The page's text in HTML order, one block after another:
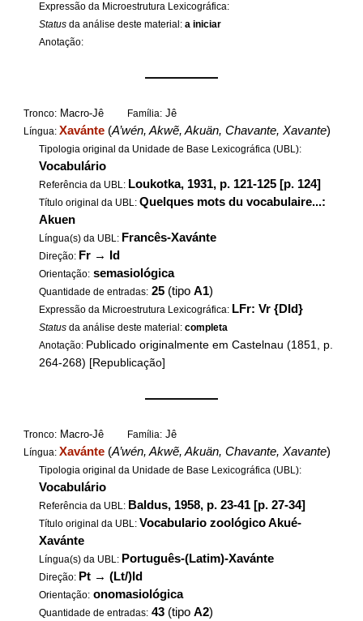
Expressão da Microestrutura Lexicográfica:
Status da análise deste material:a iniciar
Anotação:
——————
Tronco: Macro-Jê Família: Jê
Língua:Xavánte (A’wén, Akwẽ, Akuän, Chavante, Xavante)
Tipologia original da Unidade de Base Lexicográfica (UBL):
Vocabulário
Referência da UBL: Loukotka, 1931, p. 121-125 [p. 124]
Título original da UBL:Quelques mots du vocabulaire...:
Akuen
Língua(s) da UBL: Francês-Xavánte
Direção: Fr → Id
Orientação: semasiológica
Quantidade de entradas: 25 (tipoA1)
Expressão da Microestrutura Lexicográfica: LFr: Vr {DId}
Status da análise deste material:completa
Anotação: Publicado originalmente em Castelnau (1851, p.
264-268) [Republicação]
——————
Tronco: Macro-Jê Família: Jê
Língua:Xavánte (A’wén, Akwẽ, Akuän, Chavante, Xavante)
Tipologia original da Unidade de Base Lexicográfica (UBL):
Vocabulário
Referência da UBL: Baldus, 1958, p. 23-41 [p. 27-34]
Título original da UBL: Vocabulario zoológico Akué-
Xavánte
Língua(s) da UBL: Português-(Latim)-Xavánte
Direção: Pt → (Lt/)Id
Orientação: onomasiológica
Quantidade de entradas: 43 (tipoA2)